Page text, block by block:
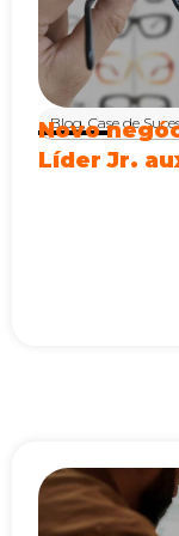
Blog,Case de
Novo
Líder Jr.